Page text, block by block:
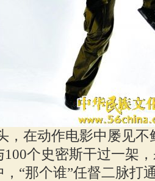
，在动作电影中屡见
个史密斯干过一架
“那个谁”任督二脉打